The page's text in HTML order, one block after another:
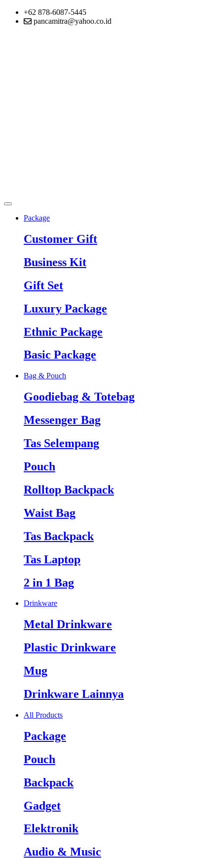
+62 878-6087-5445
pancamitra@yahoo.co.id
Package
Customer Gift
Business Kit
Gift Set
Luxury Package
Ethnic Package
Basic Package
Bag & Pouch
Goodiebag & Totebag
Messenger Bag
Tas Selempang
Pouch
Rolltop Backpack
Waist Bag
Tas Backpack
Tas Laptop
2 in 1 Bag
Drinkware
Metal Drinkware
Plastic Drinkware
Mug
Drinkware Lainnya
All Products
Package
Pouch
Backpack
Gadget
Elektronik
Audio & Music